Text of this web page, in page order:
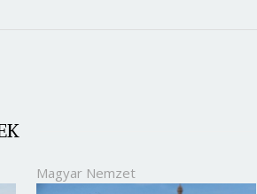
Magyar NemzetJelszó